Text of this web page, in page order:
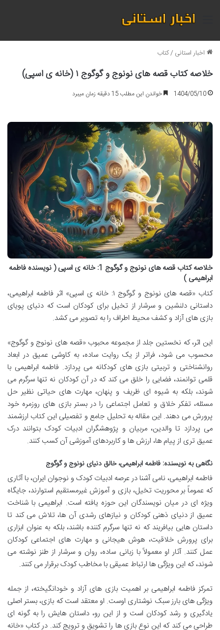
منو
اخبار استانی /کتاب
خلاصه کتاب قصه های نونوج و گوگوج ۱ (خانه ی اسپی)
1404/05/10 خواندن این مطلب 15 دقیقه زمان میبرد
خلاصه کتاب قصه های نونوج و گوگوج 1: خانه ی اسپی ( نویسنده فاطمه
ابراهیمی )
کتاب «قصه های نونوج و گوگوج ۱: خانه ی اسپی» اثر فاطمه ابراهیمی،
داستانی دلنشین و سرشار از تخیل برای کودکان است که دنیای پویای
بازی های آزاد و کشف محیط اطراف را به تصویر می کشد.
این اثر، که نخستین جلد از مجموعه محبوب «قصه های نونوج و گوگوج»
محسوب می شود، فراتر از یک روایت ساده، به کاوشی عمیق در ابعاد
روانشناختی و تربیتی بازی های کودکانه می پردازد. فاطمه ابراهیمی با
قلمی توانمند، فضایی را خلق می کند که در آن کودکان نه تنها سرگرم می
شوند، بلکه به شیوه ای ظریف و پنهان، مهارت های حیاتی نظیر حل
مسئله، تفکر خلاق و تعامل اجتماعی را در بستر بازی های روزمره خود
پرورش می دهند. این مقاله به تحلیل جامع و تفصیلی این کتاب ارزشمند
می پردازد تا والدین، مربیان و پژوهشگران ادبیات کودک بتوانند درک
عمیق تری از پیام ها، ارزش ها و کاربردهای آموزشی آن کسب کنند.
نگاهی به نویسنده: فاطمه ابراهیمی، خالق دنیای نونوج و گوگوج
فاطمه ابراهیمی، نامی آشنا در عرصه ادبیات کودک و نوجوان ایران، با آثاری
که عموماً بر محوریت تخیل، بازی و آموزش غیرمستقیم استوارند، جایگاه
ویژه ای در میان نویسندگان این حوزه یافته است. ابراهیمی با شناخت
عمیق از دنیای ذهنی کودکان و نیازهای رشدی آن ها، تلاش می کند تا
داستان هایی بیافریند که نه تنها سرگرم کننده باشند، بلکه به عنوان ابزاری
برای پرورش خلاقیت، هوش هیجانی و مهارت های اجتماعی کودکان
عمل کنند. آثار او معمولاً با زبانی ساده، روان و سرشار از طنز نوشته می
شوند، که این ویژگی ها ارتباط عمیقی با مخاطب کودک برقرار می کنند.
تمرکز فاطمه ابراهیمی بر اهمیت بازی های آزاد و خودانگیخته، از جمله
ویژگی های بارز سبک نوشتاری اوست. او معتقد است که بازی، بستر اصلی
یادگیری و رشد کودکان است و از این رو، داستان هایش را به گونه ای
طراحی می کند که این نوع بازی ها را تشویق و ترویج کند. در کتاب «خانه